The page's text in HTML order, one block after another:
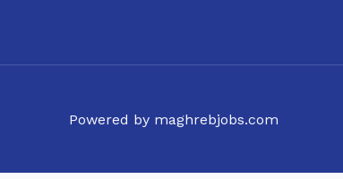
Powered by maghrebjobs.com